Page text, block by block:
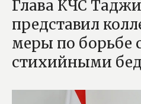
Глава КЧС
представил
меры по борьбе
стихийными